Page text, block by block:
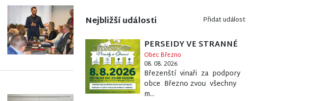
Nejbližší události Přidat událost
PERSEIDY VE STRANNÉ
Obec Březno
08. 08. 2026
Březenští vinaři za podpory
obce Březno zvou všechny
m...